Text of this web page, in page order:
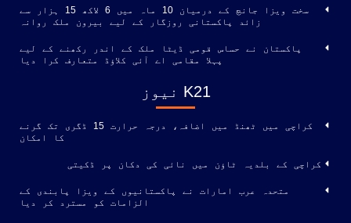
سخت ویزا جانچ کے درمیان 10 ماہ میں 6 لاکھ 15 ہزار سے
زائد پاکستانی روزگار کے لیے بیرون ملک روانہ
پاکستان نے حساس قومی ڈیٹا ملک کے اندر رکھنے کے لیے
پہلا مقامی اے آئی کلاؤڈ متعارف کرا دیا
K21 نیوز
کراچی میں ٹھنڈ میں اضافہ، درجہ حرارت 15 ڈگری تک گرنے
کا امکان
کراچی کے بلدیہ ٹاؤن میں نائی کی دکان پر ڈکیتی
متحدہ عرب امارات نے پاکستانیوں کے ویزا پابندی کے
الزامات کو مسترد کر دیا